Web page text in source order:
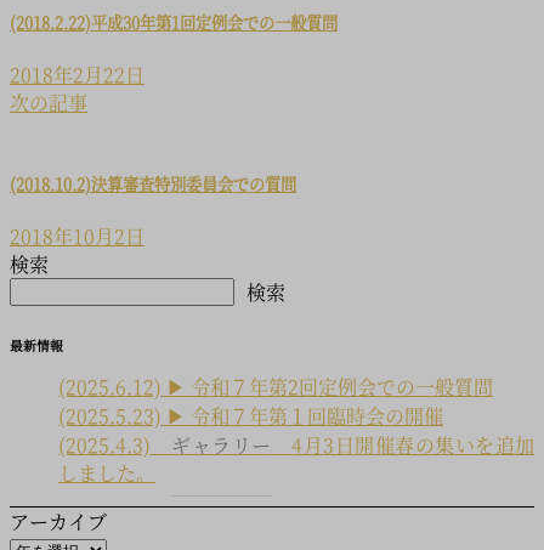
(2018.2.22)平成30年第1回定例会での一般質問
2018年2月22日
次の記事
(2018.10.2)決算審査特別委員会での質問
2018年10月2日
検索
検索
最新情報
(2025.6.12) ▶ 令和７年第2回定例会での一般質問
(2025.5.23) ▶ 令和７年第１回臨時会の開催
(2025.4.3) ギャラリー
4月3日開催春の集いを追加
しました。
アーカイブ